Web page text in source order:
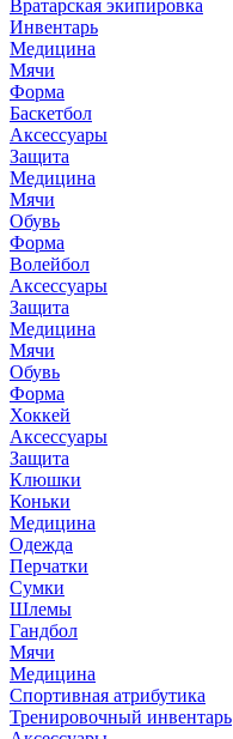
Вратарская экипировка
Инвентарь
Медицина
Мячи
Форма
Баскетбол
Аксессуары
Защита
Медицина
Мячи
Обувь
Форма
Волейбол
Аксессуары
Защита
Медицина
Мячи
Обувь
Форма
Хоккей
Аксессуары
Защита
Клюшки
Коньки
Медицина
Одежда
Перчатки
Сумки
Шлемы
Гандбол
Мячи
Медицина
Спортивная атрибутика
Тренировочный инвентарь